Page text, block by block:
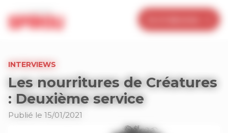
INTERVIEWS
Les nourritures de Créatures
: Deuxième service
Publié le 15/01/2021